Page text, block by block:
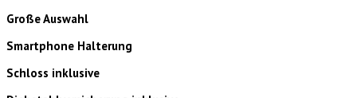
Große Auswahl
Smartphone Halterung
Schloss inklusive